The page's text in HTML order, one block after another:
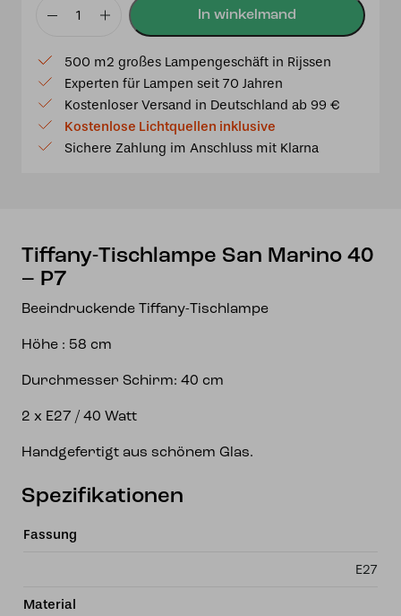
Tiffany-
San
Marino
40
-
P7
500 m2 großes Lampengeschäft in Rijssen
Experten für Lampen seit 70 Jahren
Kostenloser Versand in Deutschland ab 99 €
Kostenlose Lichtquellen inklusive
Sichere Zahlung im Anschluss mit Klarna
Tiffany-Tischlampe San Marino 40
– P7
Beeindruckende Tiffany-Tischlampe
Höhe : 58 cm
Durchmesser Schirm: 40 cm
2 x E27 / 40 Watt
Handgefertigt aus schönem Glas.
Spezifikationen
Fassung
E27
Material